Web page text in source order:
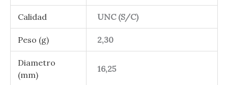
Calidad UNC (S/C)
Peso (g) 2,30
Diametro
(mm)
16,25